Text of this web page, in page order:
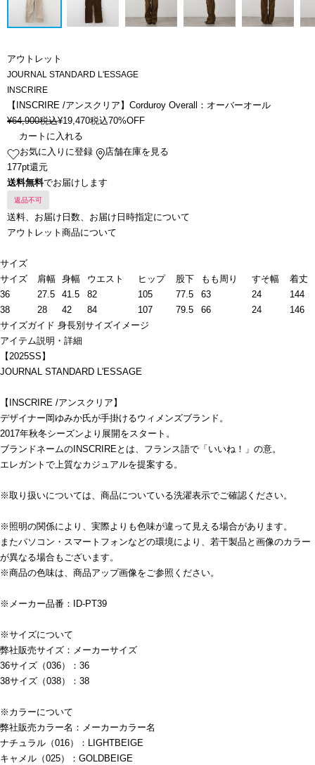
アウトレット
JOURNAL STANDARD L'ESSAGE
INSCRIRE
【INSCRIRE /アンスクリア】Corduroy Overall：オーバーオール
¥64,900税込¥19,470税込70%OFF
カートに入れる
お気に入りに登録
店舗在庫を見る
177pt還元
送料無料でお届けします
返品不可
送料、お届け日数、お届け日時指定について
アウトレット商品について
サイズ
サイズ
肩幅 身幅 ウエスト ヒップ 股下 もも周り すそ幅
着丈
36
27.5 41.5 82 105 77.5 63 24
144
38
28 42 84 107 79.5 66 24
146
サイズガイド 身長別サイズイメージ
アイテム説明・詳細
【2025SS】
JOURNAL STANDARD L'ESSAGE
【INSCRIRE /アンスクリア】
デザイナー岡ゆみか氏が手掛けるウィメンズブランド。
2017年秋冬シーズンより展開をスタート。
ブランドネームのINSCRIREとは、フランス語で「いいね！」の意。
エレガントで上質なカジュアルを提案する。
※取り扱いについては、商品についている洗濯表示でご確認ください。
※照明の関係により、実際よりも色味が違って見える場合があります。
またパソコン・スマートフォンなどの環境により、若干製品と画像のカラー
が異なる場合もございます。
※商品の色味は、商品アップ画像をご参照ください。
※メーカー品番：ID-PT39
※サイズについて
弊社販売サイズ：メーカーサイズ
36サイズ（036）：36
38サイズ（038）：38
※カラーについて
弊社販売カラー名：メーカーカラー名
ナチュラル（016）：LIGHTBEIGE
キャメル（025）：GOLDBEIGE